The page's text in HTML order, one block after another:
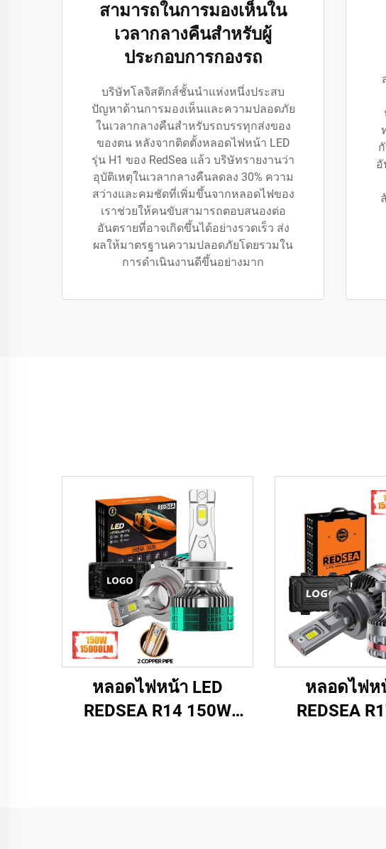
สามารถในการมองเห็นใน
เวลากลางคืนสำหรับผู้
ประกอบการกองรถ
บริษัทโลจิสติกส์ชั้นนำแห่งหนึ่งประสบ
ปัญหาด้านการมองเห็นและความปลอดภัย
ในเวลากลางคืนสำหรับรถบรรทุกส่งของ
ของตน หลังจากติดตั้งหลอดไฟหน้า LED
รุ่น H1 ของ RedSea แล้ว บริษัทรายงานว่า
อุบัติเหตุในเวลากลางคืนลดลง 30% ความ
สว่างและคมชัดที่เพิ่มขึ้นจากหลอดไฟของ
เราช่วยให้คนขับสามารถตอบสนองต่อ
อันตรายที่อาจเกิดขึ้นได้อย่างรวดเร็ว ส่ง
ผลให้มาตรฐานความปลอดภัยโดยรวมใน
การดำเนินงานดีขึ้นอย่างมาก
อั
หลอดไฟหน้า LED
REDSEA R14 150W
หลอดไฟห
REDSEA